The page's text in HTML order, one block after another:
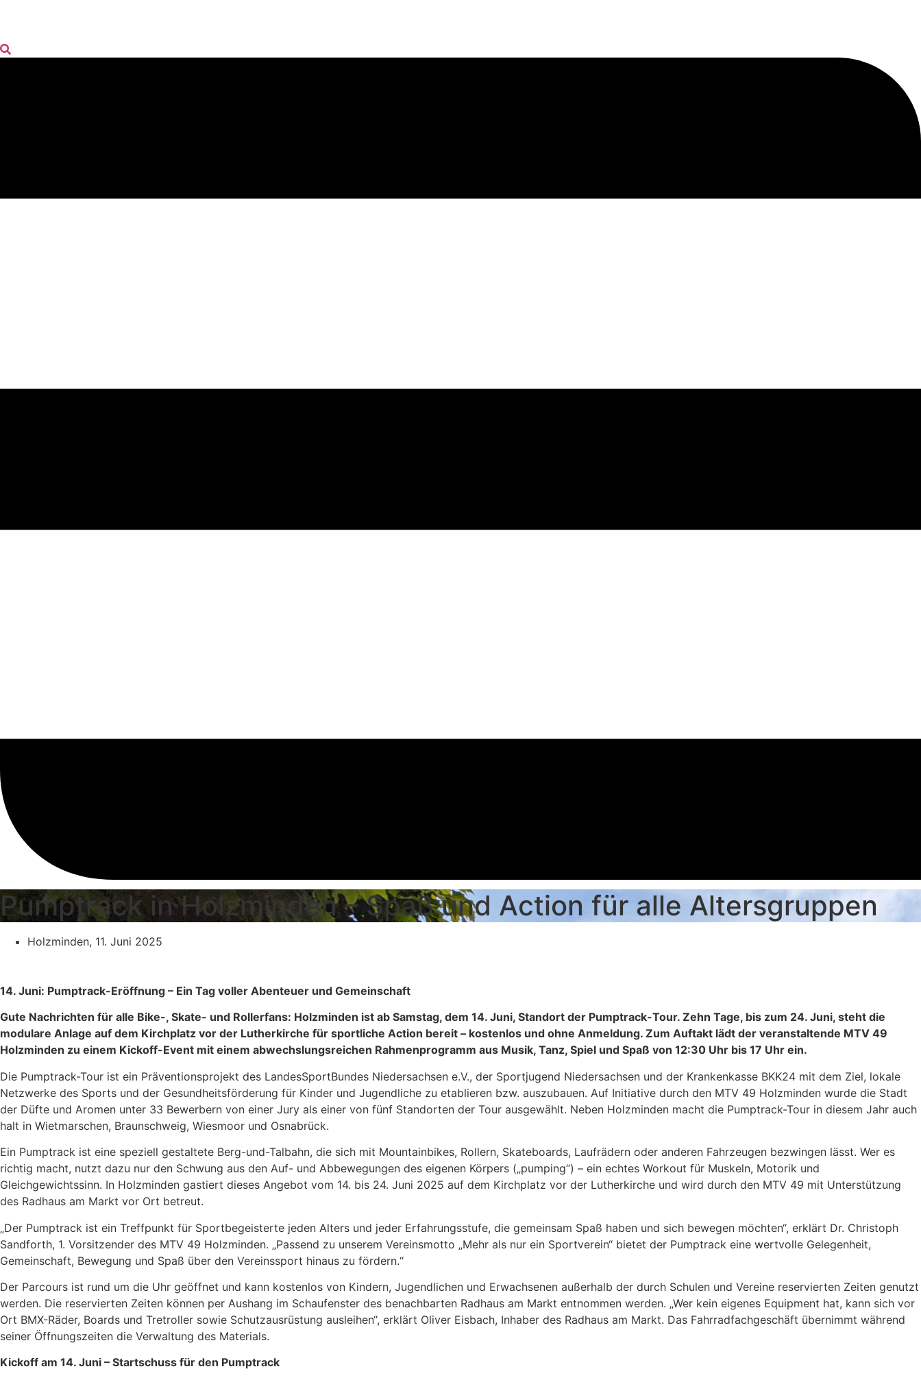
Pumptrack in Holzminden – Spaß und Action für alle Altersgruppen
Holzminden, 11. Juni 2025
14. Juni: Pumptrack-Eröffnung – Ein Tag voller Abenteuer und Gemeinschaft
Gute Nachrichten für alle Bike-, Skate- und Rollerfans: Holzminden ist ab Samstag, dem 14. Juni, Standort der Pumptrack-Tour. Zehn Tage, bis zum 24. Juni, steht die
modulare Anlage auf dem Kirchplatz vor der Lutherkirche für sportliche Action bereit – kostenlos und ohne Anmeldung. Zum Auftakt lädt der veranstaltende MTV 49
Holzminden zu einem Kickoff-Event mit einem abwechslungsreichen Rahmenprogramm aus Musik, Tanz, Spiel und Spaß von 12:30 Uhr bis 17 Uhr ein.
Die Pumptrack-Tour ist ein Präventionsprojekt des LandesSportBundes Niedersachsen e.V., der Sportjugend Niedersachsen und der Krankenkasse BKK24 mit dem Ziel, lokale
Netzwerke des Sports und der Gesundheitsförderung für Kinder und Jugendliche zu etablieren bzw. auszubauen. Auf Initiative durch den MTV 49 Holzminden wurde die Stadt
der Düfte und Aromen unter 33 Bewerbern von einer Jury als einer von fünf Standorten der Tour ausgewählt. Neben Holzminden macht die Pumptrack-Tour in diesem Jahr auch
halt in Wietmarschen, Braunschweig, Wiesmoor und Osnabrück.
Ein Pumptrack ist eine speziell gestaltete Berg-und-Talbahn, die sich mit Mountainbikes, Rollern, Skateboards, Laufrädern oder anderen Fahrzeugen bezwingen lässt. Wer es
richtig macht, nutzt dazu nur den Schwung aus den Auf- und Abbewegungen des eigenen Körpers („pumping“) – ein echtes Workout für Muskeln, Motorik und
Gleichgewichtssinn. In Holzminden gastiert dieses Angebot vom 14. bis 24. Juni 2025 auf dem Kirchplatz vor der Lutherkirche und wird durch den MTV 49 mit Unterstützung
des Radhaus am Markt vor Ort betreut.
„Der Pumptrack ist ein Treffpunkt für Sportbegeisterte jeden Alters und jeder Erfahrungsstufe, die gemeinsam Spaß haben und sich bewegen möchten“, erklärt Dr. Christoph
Sandforth, 1. Vorsitzender des MTV 49 Holzminden. „Passend zu unserem Vereinsmotto „Mehr als nur ein Sportverein“ bietet der Pumptrack eine wertvolle Gelegenheit,
Gemeinschaft, Bewegung und Spaß über den Vereinssport hinaus zu fördern.“
Der Parcours ist rund um die Uhr geöffnet und kann kostenlos von Kindern, Jugendlichen und Erwachsenen außerhalb der durch Schulen und Vereine reservierten Zeiten genutzt
werden. Die reservierten Zeiten können per Aushang im Schaufenster des benachbarten Radhaus am Markt entnommen werden. „Wer kein eigenes Equipment hat, kann sich vor
Ort BMX-Räder, Boards und Tretroller sowie Schutzausrüstung ausleihen“, erklärt Oliver Eisbach, Inhaber des Radhaus am Markt. Das Fahrradfachgeschäft übernimmt während
seiner Öffnungszeiten die Verwaltung des Materials.
Kickoff am 14. Juni – Startschuss für den Pumptrack